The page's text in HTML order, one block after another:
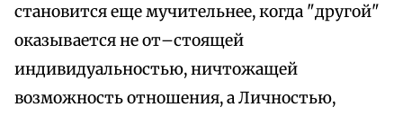
становится еще мучительнее, когда "другой"
оказывается не от–стоящей
индивидуальностью, ничтожащей
возможность отношения, а Личностью,